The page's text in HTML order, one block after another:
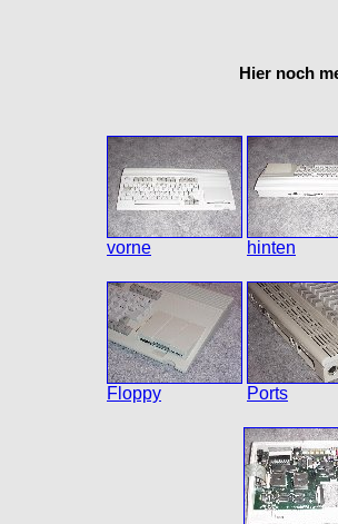
Hier noch
vorne hinten
Floppy Ports